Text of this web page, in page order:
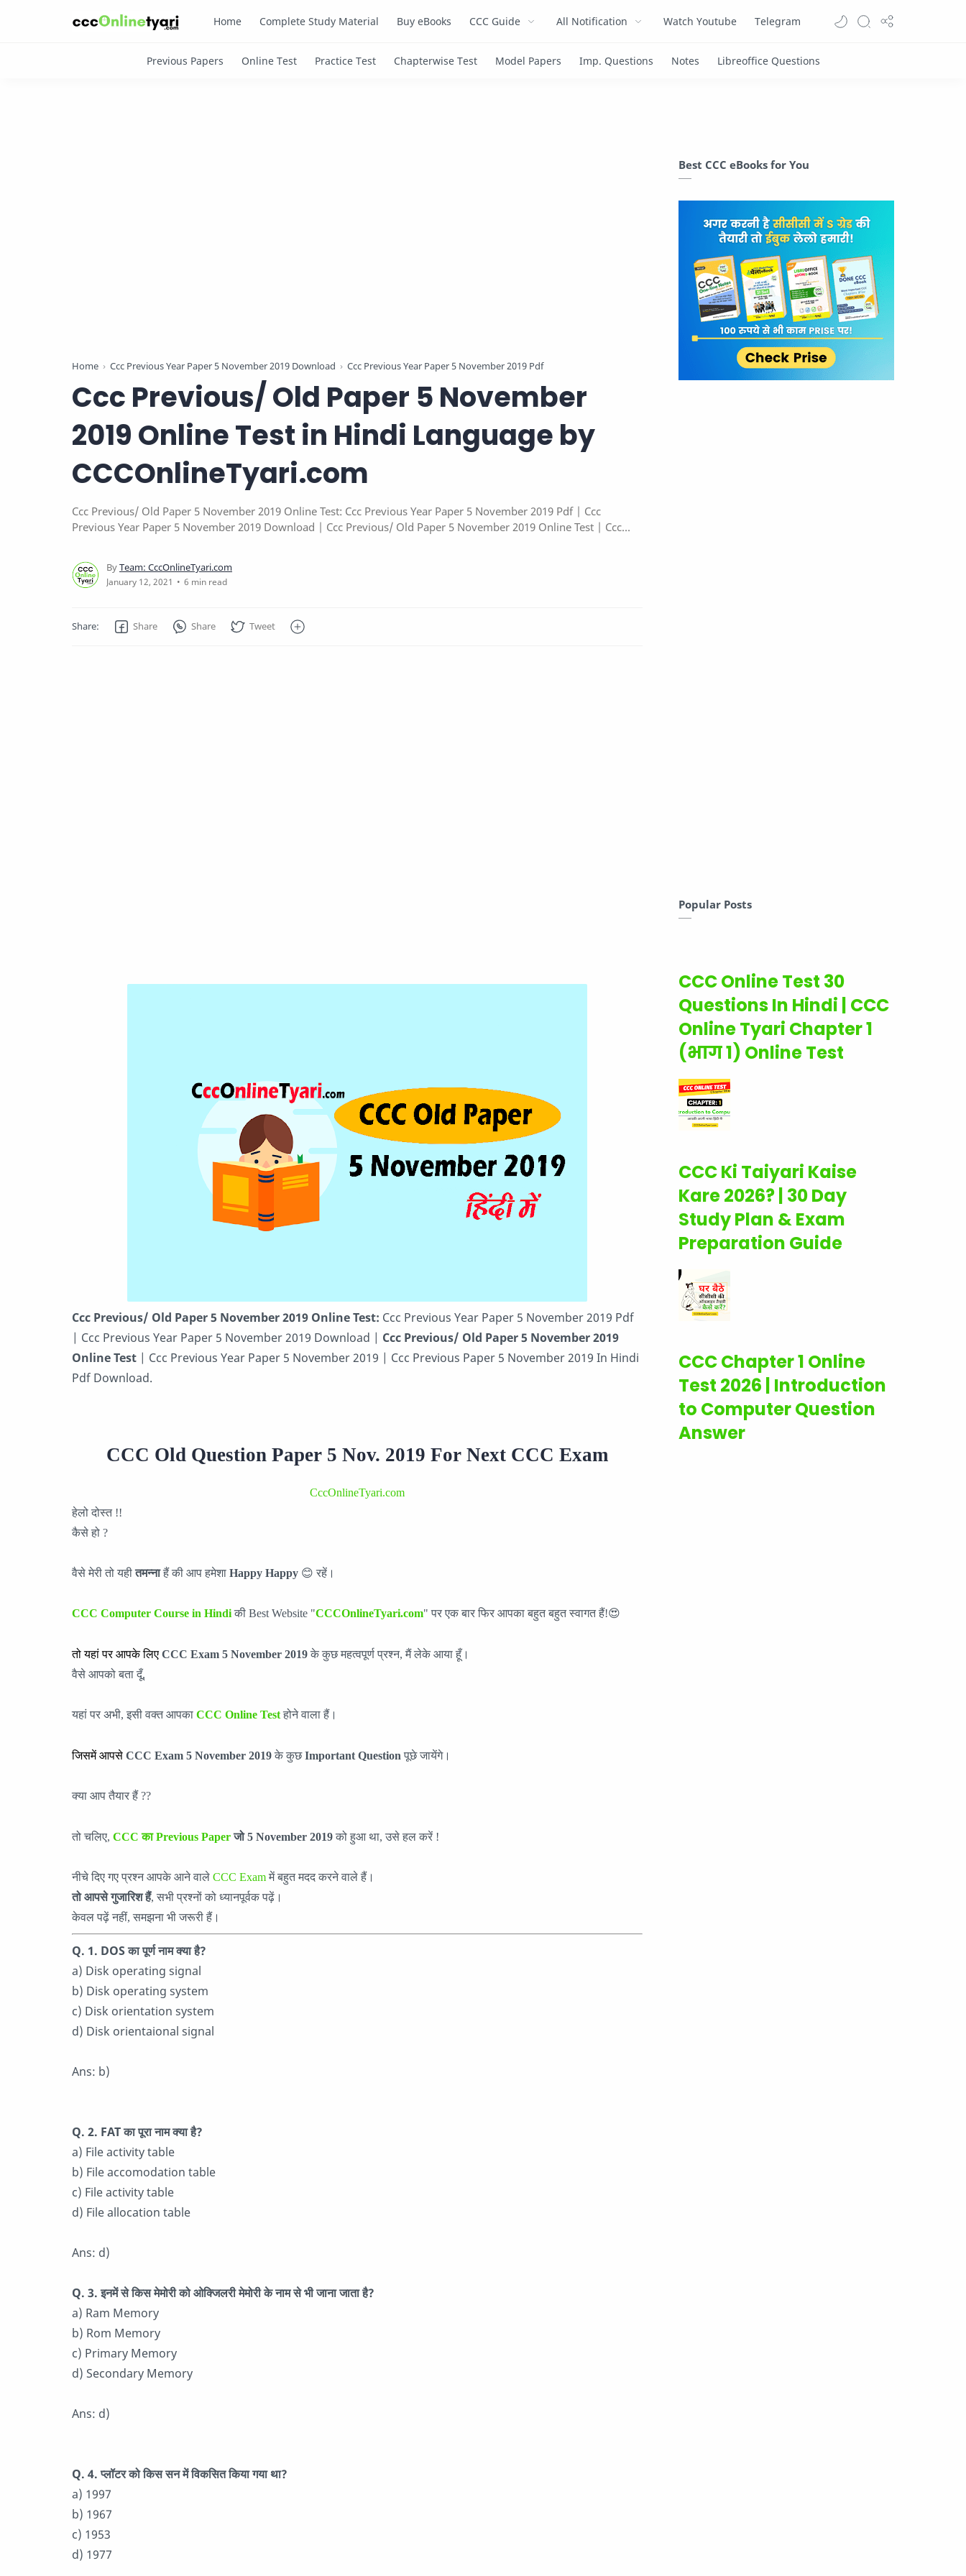
Home Complete Study Material Buy eBooks CCC Guide All Notification Watch Youtube Telegram
Home Ccc Previous Year Paper 5 November 2019 Download Ccc Previous Year Paper 5 November 2019 Pdf
Ccc Previous/ Old Paper 5 November
2019 Online Test in Hindi Language by
CCCOnlineTyari.com
Ccc Previous/ Old Paper 5 November 2019 Online Test: Ccc Previous Year Paper 5 November 2019 Pdf | Ccc
Previous Year Paper 5 November 2019 Download | Ccc Previous/ Old Paper 5 November 2019 Online Test | Ccc
6 min read
Ccc Previous/ Old Paper 5 November 2019 Online Test: Ccc Previous Year Paper 5 November 2019 Pdf
| Ccc Previous Year Paper 5 November 2019 Download | Ccc Previous/ Old Paper 5 November 2019
Online Test | Ccc Previous Year Paper 5 November 2019 | Ccc Previous Paper 5 November 2019 In Hindi
Pdf Download.
CCC Old Question Paper 5 Nov. 2019 For Next CCC Exam
CccOnlineTyari.com
हेलो दोस्त !!
कैसे हो ?
वैसे मेरी तो यहीतमन्नाहैं की आप हमेशा Happy Happy 😊 रहें।
CCC Computer Course in Hindi की Best Website "CCCOnlineTyari.com" पर एक बार फिर आपका बहुत बहुत स्वागत हैं!😍
तो यहां पर आपके लिए CCC Exam 5 November 2019 के कुछ महत्वपूर्ण प्रश्न, मैं लेके आया हूँ।
वैसे आपको बता दूँ,
यहां पर अभी, इसी वक्त आपका CCC Online Test होने वाला हैं।
जिसमें आपसे CCC Exam 5 November 2019 के कुछImportant Question पूछे जायेंगे।
क्या आप तैयार हैं ??
तो चलिए, CCC का Previous Paperजो 5 November 2019 को हुआ था, उसे हल करें !
नीचे दिए गए प्रश्न आपके आने वाले CCC Exam में बहुत मदद करने वाले हैं।
तो आपसे गुजारिश हैं, सभी प्रश्नों को ध्यानपूर्वक पढ़ें।
केवल पढ़ें नहीं, समझना भी जरूरी हैं।
Q. 1. DOS का पूर्ण नाम क्या है?
a) Disk operating signal
b) Disk operating system
c) Disk orientation system
d) Disk orientaional signal
Ans: b)
Q. 2. FAT का पूरा नाम क्या है?
a) File activity table
b) File accomodation table
c) File activity table
d) File allocation table
Ans: d)
Q. 3. इनमें से किस मेमोरी को ओक्जिलरी मेमोरी के नाम से भी जाना जाता है?
a) Ram Memory
b) Rom Memory
c) Primary Memory
d) Secondary Memory
Ans: d)
Q. 4. प्लॉटर को किस सन में विकसित किया गया था?
a) 1997
b) 1967
c) 1953
d) 1977
Best CCC eBooks for You
Popular Posts
CCC Online Test 30
Questions In Hindi | CCC
Online Tyari Chapter 1
(भाग 1) Online Test
CCC Ki Taiyari Kaise
Kare 2026? | 30 Day
Study Plan & Exam
Preparation Guide
CCC Chapter 1 Online
Test 2026 | Introduction
to Computer Question
Answer